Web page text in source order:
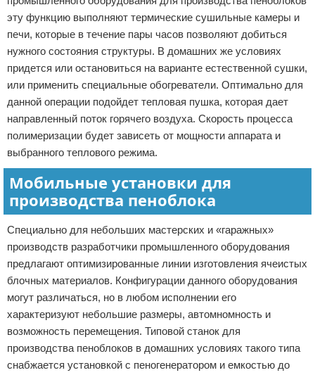
эту функцию выполняют термические сушильные камеры и
печи, которые в течение пары часов позволяют добиться
нужного состояния структуры. В домашних же условиях
придется или остановиться на варианте естественной сушки,
или применить специальные обогреватели. Оптимально для
данной операции подойдет тепловая пушка, которая дает
направленный поток горячего воздуха. Скорость процесса
полимеризации будет зависеть от мощности аппарата и
выбранного теплового режима.
Мобильные установки для
производства пеноблока
Специально для небольших мастерских и «гаражных»
производств разработчики промышленного оборудования
предлагают оптимизированные линии изготовления ячеистых
блочных материалов. Конфигурации данного оборудования
могут различаться, но в любом исполнении его
характеризуют небольшие размеры, автомномность и
возможность перемещения. Типовой станок для
производства пеноблоков в домашних условиях такого типа
снабжается установкой с пеногенератором и емкостью до